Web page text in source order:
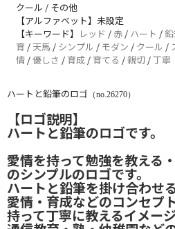
クール / その他
【アルファベット】未設定
【キーワード】 レッド / 赤 / ハート /
育 / 天馬 / シンプル / モダン / クール /
情 /優しさ / 育成 / 育てる /親切 /丁寧
ハートと鉛筆のロゴ （no.26270）
【ロゴ説明】
ハートと鉛筆のロゴです。
愛情を持って勉強を教える
のシンプルのロゴです。
ハートと鉛筆を掛け合わせ
愛情・育成などのコンセプ
持って丁寧に教えるイメージ